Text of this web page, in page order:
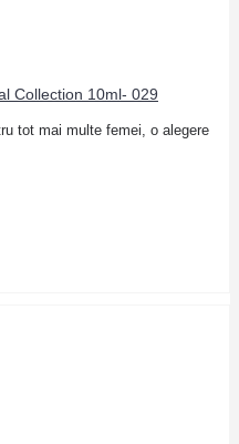
Collection 10ml- 029
tot mai multe femei, o alegere